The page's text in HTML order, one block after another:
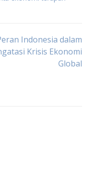
Indonesia dalam
Krisis Ekonomi
Global